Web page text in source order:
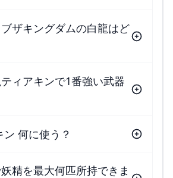
ザキングダムの白龍はど
ィアキンで1番強い武器
何に使う？
精を最大何匹所持できま